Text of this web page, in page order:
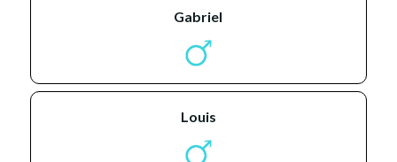
gabriel
louis